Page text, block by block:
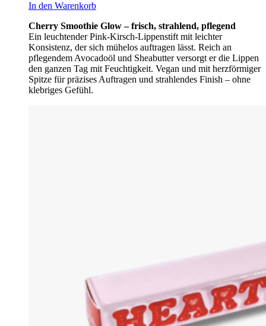
In den Warenkorb
Cherry Smoothie Glow – frisch, strahlend, pflegend
Ein leuchtender Pink-Kirsch-Lippenstift mit leichter
Konsistenz, der sich mühelos auftragen lässt. Reich an
pflegendem Avocadoöl und Sheabutter versorgt er die Lippen
den ganzen Tag mit Feuchtigkeit. Vegan und mit herzförmiger
Spitze für präzises Auftragen und strahlendes Finish – ohne
klebriges Gefühl.